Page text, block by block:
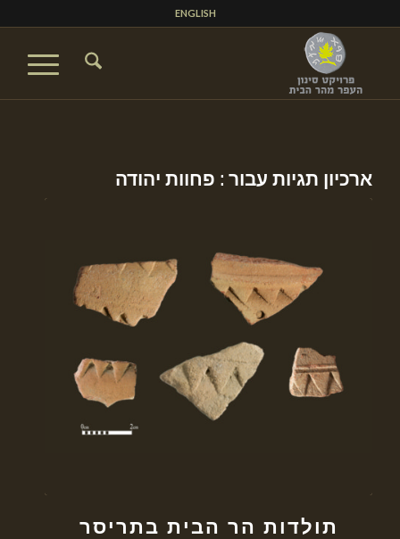
ENGLISH
ארכיון תגיות עבור : פחוות יהודה
תולדות הר הבית בתריסר